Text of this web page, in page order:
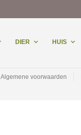
DIER HUIS
Algemene voorwaarden